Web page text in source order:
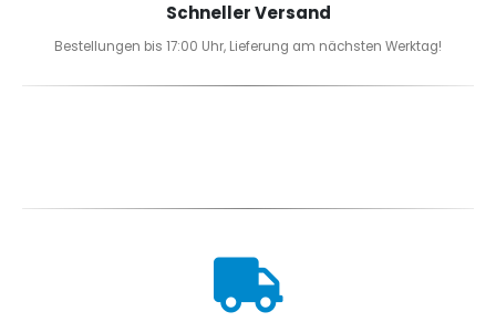
Schneller Versand
Bestellungen bis 17:00 Uhr, Lieferung am nächsten Werktag!